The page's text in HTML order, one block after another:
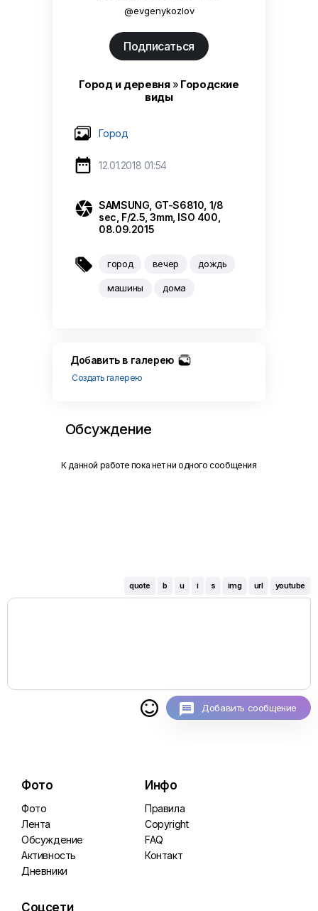
@evgenykozlov
Подписаться
Город и деревня» Городские
виды
Город
 12.01.2018 01:54
 SAMSUNG, GT-S6810, 1/8
sec, F/2.5, 3mm, ISO 400,
08.09.2015
 город вечер дождь
машины дома
Добавить в галерею
Создать галерею
Обсуждение
К данной работе пока нет ни одного сообщения
quote b u i s img url youtube
 Добавить сообщение
Фото
Фото
Лента
Обсуждение
Активность
Дневники
Инфо
Правила
Copyright
FAQ
Контакт
Соцсети